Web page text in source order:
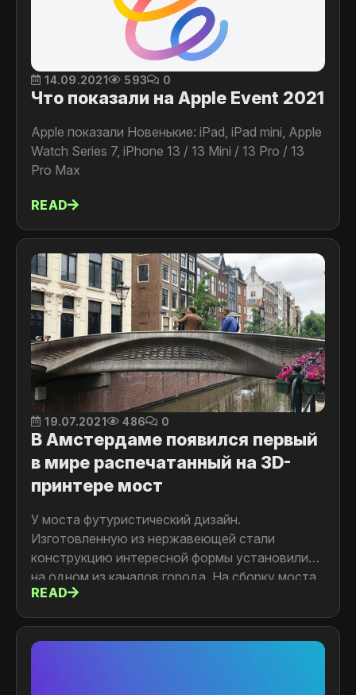
14.09.2021 593 0
Что показали на Apple Event 2021
Apple показали Новенькие: iPad, iPad mini, Apple
Watch Series 7, iPhone 13 / 13 Mini / 13 Pro / 13
Pro Max
READ
19.07.2021 486 0
В Амстердаме появился первый
в мире распечатанный на 3D-
принтере мост
У моста футуристический дизайн.
Изготовленную из нержавеющей стали
конструкцию интересной формы установили
на одном из каналов города. На сборку моста
длиной 12,2 метра и шириной 6,3 метра
потратили пол года.
READ